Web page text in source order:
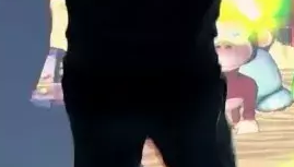
— 18:00
Сб-Вс Выходной